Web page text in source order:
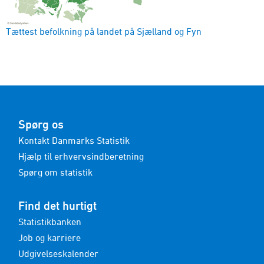
Befolkningen 1. januar
kommune, postnumre, køn og alder
2010-2026 - Antal
Tættest befolkning på landet på Sjælland og Fyn
Spørg os
Kontakt Danmarks Statistik
Hjælp til erhvervsindberetning
Spørg om statistik
Find det hurtigt
Statistikbanken
Job og karriere
Udgivelseskalender